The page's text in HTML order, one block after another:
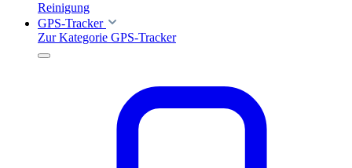
Reinigung
GPS-Tracker
Zur Kategorie GPS-Tracker